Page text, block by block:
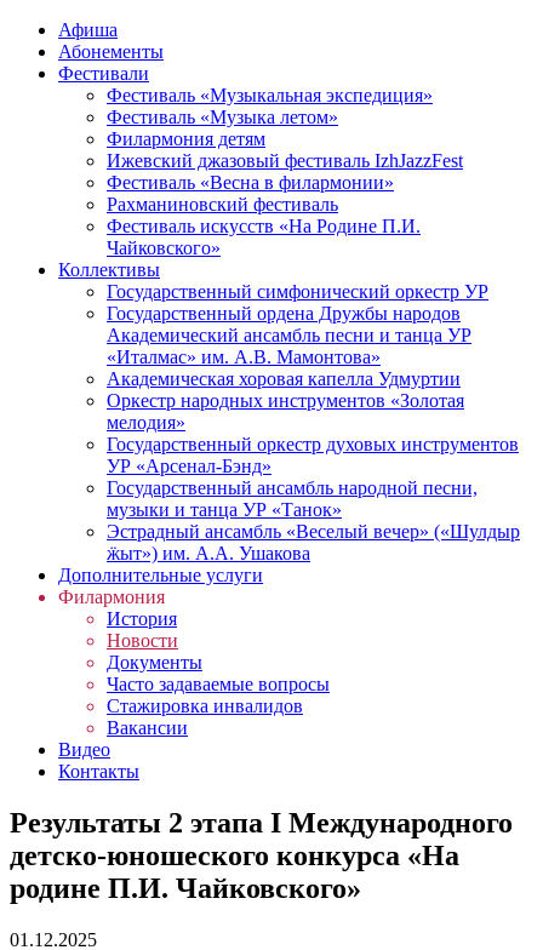
Афиша
Абонементы
Фестивали
Фестиваль «Музыкальная экспедиция»
Фестиваль «Музыка летом»
Филармония детям
Ижевский джазовый фестиваль IzhJazzFest
Фестиваль «Весна в филармонии»
Рахманиновский фестиваль
Фестиваль искусств «На Родине П.И.
Чайковского»
Коллективы
Государственный симфонический оркестр УР
Государственный ордена Дружбы народов
Академический ансамбль песни и танца УР
«Италмас» им. А.В. Мамонтова»
Академическая хоровая капелла Удмуртии
Оркестр народных инструментов «Золотая
мелодия»
Государственный оркестр духовых инструментов
УР «Арсенал-Бэнд»
Государственный ансамбль народной песни,
музыки и танца УР «Танок»
Эстрадный ансамбль «Веселый вечер» («Шулдыр
ӝыт») им. А.А. Ушакова
Дополнительные услуги
Филармония
История
Новости
Документы
Часто задаваемые вопросы
Стажировка инвалидов
Вакансии
Видео
Контакты
Результаты 2 этапа I Международного
детско-юношеского конкурса «На
родине П.И. Чайковского»
01.12.2025